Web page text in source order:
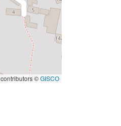
contributors ©GISCO